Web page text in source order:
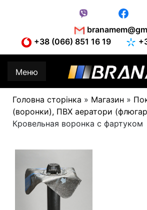
+38 (066) 851 16 19
Меню
Головна сторінка » Магазин »
(воронки), ПВХ аератори
Кровельная воронка с фартуком